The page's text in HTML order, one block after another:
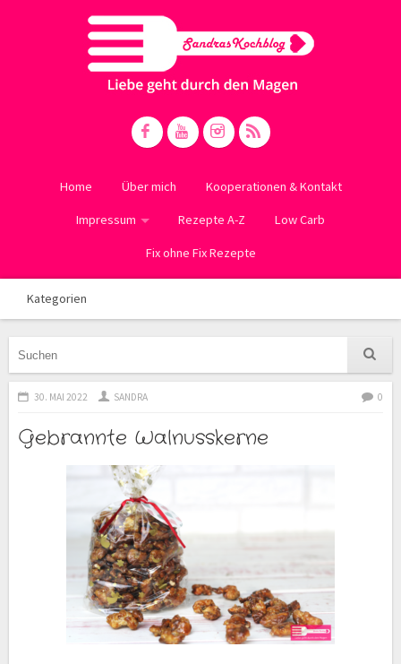
Home Über mich Kooperationen & Kontakt
Impressum Rezepte A-Z Low Carb
Fix ohne Fix Rezepte
Kategorien
30. MAI 2022 SANDRA 0
Gebrannte Walnusskerne